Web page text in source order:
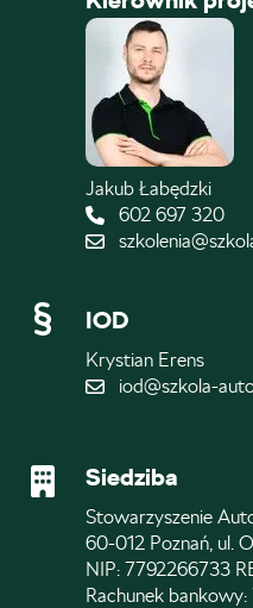
Jakub Łabędzki
602 697 320
IOD
Krystian Erens
iod@szkola-
Siedziba
Stowarzyszenie
60-012 Poznań, ul.
NIP: 7792266733
Rachunek bankowy: